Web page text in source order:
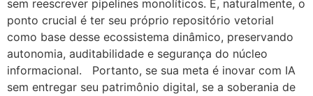
sem reescrever pipelines monolíticos. E, naturalmente, o
ponto crucial é ter seu próprio repositório vetorial
como base desse ecossistema dinâmico, preservando
autonomia, auditabilidade e segurança do núcleo
informacional. Portanto, se sua meta é inovar com IA
sem entregar seu patrimônio digital, se a soberania de